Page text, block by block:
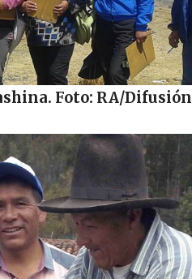
Foto: RA/Difusión